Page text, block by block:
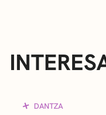
DANTZA